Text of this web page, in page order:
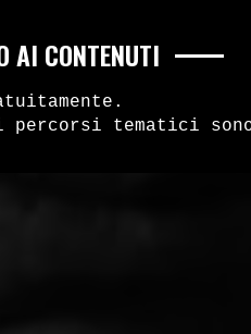
AI CONTENUTI
percorsi tematici